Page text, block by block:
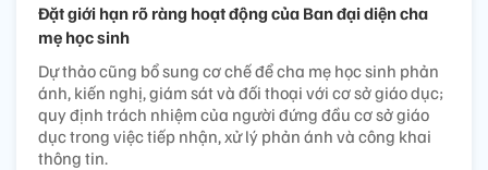
Đặt giới hạn rõ ràng hoạt động của Ban đại diện cha
mẹ học sinh
Dự thảo cũng bổ sung cơ chế để cha mẹ học sinh phản
ánh, kiến nghị, giám sát và đối thoại với cơ sở giáo dục;
quy định trách nhiệm của người đứng đầu cơ sở giáo
dục trong việc tiếp nhận, xử lý phản ánh và công khai
thông tin.